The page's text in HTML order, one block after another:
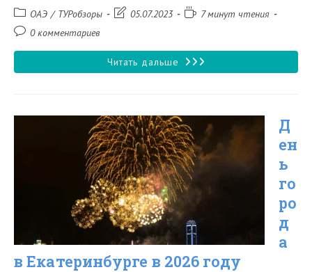
Рубрика
записи:
ОАЭ / ТУРобзоры
Запись05.07.2023
Время7 минут чтения
Комментарии
0 комментариев
Читать дальше Что
нельзя
ввозить
в
ОАЭ
туристам:
правила
Дубая,
Д
ен
ь
го
ро
д
а
в Екатеринбурге в 2026 году